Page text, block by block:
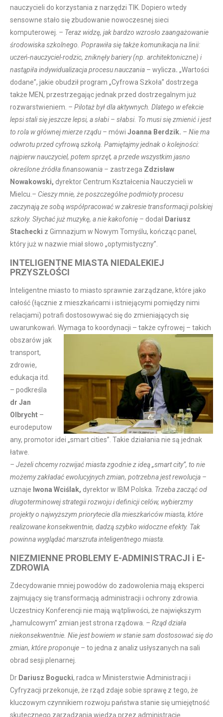
nauczycieli do korzystania z narzędzi TIK. Dopiero wtedy
sensowne stało się zbudowanie nowoczesnej sieci
komputerowej. – Teraz widzę, jak bardzo wzrosło zaangażowanie
środowiska szkolnego. Poprawiła się także komunikacja na linii:
uczeń-nauczyciel-rodzic, zniknęły bariery (np. architektoniczne) i
nastąpiła indywidualizacja procesu nauczania – wylicza. „Wartości
dodane”, jakie obudził program „Cyfrowa Szkoła” dostrzega
także MEN, przestrzegając jednak przed dostrzegalnym już
rozwarstwieniem. – Pilotaż był dla aktywnych. Dlatego w efekcie
lepsi stali się jeszcze lepsi, a słabi – słabsi. To musi się zmienić i jest
to rola w głównej mierze rządu – mówi Joanna Berdzik. – Nie ma
odwrotu przed cyfrową szkołą. Pamiętajmy jednak o kolejności:
najpierw nauczyciel, potem sprzęt, a przede wszystkim jasno
określone źródła finansowania – zastrzega Zdzisław
Nowakowski, dyrektor Centrum Kształcenia Nauczycieli w
Mielcu. – Cieszy mnie, że poszczególne podmioty procesu
zaczynają ze sobą współpracować w zakresie transformacji polskiej
szkoły. Słychać już muzykę, a nie kakofonię – dodał Dariusz
Stachecki z Gimnazjum w Nowym Tomyślu, kończąc panel,
który już w nazwie miał słowo „optymistyczny”.
INTELIGENTNE MIASTA NIEDALEKIEJ
PRZYSZŁOŚCI
Inteligentne miasto to miasto sprawnie zarządzane, które jako
całość (łącznie z mieszkańcami i istniejącymi pomiędzy nimi
relacjami) potrafi dostosowywać się do zmieniających się
uwarunkowań. Wymaga to koordynacji – także cyfrowej – takich
obszarów jak
transport,
zdrowie,
edukacja itd.
– podkreśla
dr Jan
Olbrycht –
eurodeputow
any, promotor idei „smart cities”. Takie działania nie są jednak
łatwe.
– Jeżeli chcemy rozwijać miasta zgodnie z ideą „smart city”, to nie
możemy zakładać ewolucyjnych zmian, potrzebna jest rewolucja –
uznaje Iwona Wciślak, dyrektor w IBM Polska. Trzeba zacząć od
długoterminowej strategii rozwoju i definicji celów, wybierzmy
projekty o najwyższym priorytecie dla mieszkańców miasta, które
realizowane konsekwentnie, dadzą szybko widoczne efekty. Tak
powinna wyglądać marszruta inteligentnego miasta
NIEZMIENNE PROBLEMY E-ADMINISTRACJI i E-
ZDROWIA
Zdecydowanie mniej powodów do zadowolenia mają eksperci
zajmujący się transformacją administracji i ochrony zdrowia.
Uczestnicy Konferencji nie mają wątpliwości, że największym
„hamulcowym” zmian jest strona rządowa. – Rząd działa
niekonsekwentnie. Nie jest bowiem w stanie sam dostosować się do
zmian, które proponuje – to jedna z analiz usłyszanych na sali
obrad sesji plenarnej.
Dr Dariusz Bogucki, radca w Ministerstwie Administracji i
Cyfryzacji przekonuje, że rząd zdaje sobie sprawę z tego, że
kluczowym czynnikiem rozwoju państwa stanie się umiejętność
skutecznego zarządzania wiedzą przez administrację.